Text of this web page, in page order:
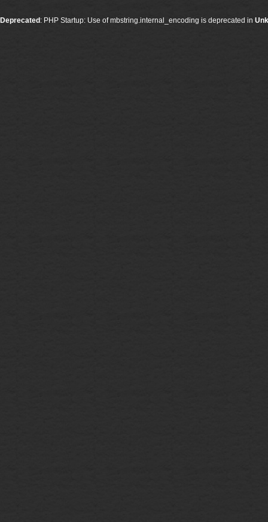
Deprecated : PHP Startup: Use of mbstring.internal_encoding is deprecated in